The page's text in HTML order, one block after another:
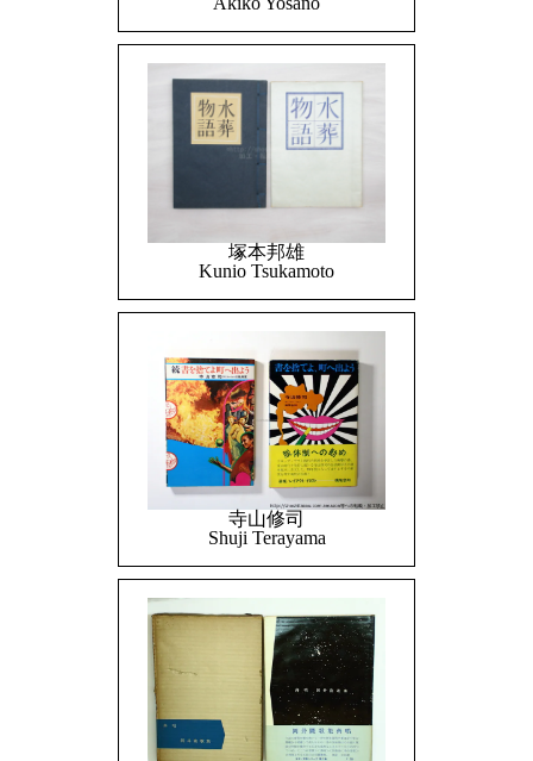
塚本邦雄
Kunio Tsukamoto
寺山修司
Shuji Terayama